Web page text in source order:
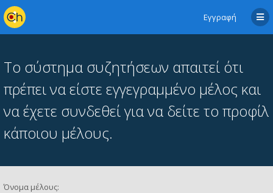
Εγγραφή
Το σύστημα συζητήσεων απαιτεί ότι
πρέπει να είστε εγγεγραμμένο μέλος και
να έχετε συνδεθεί για να δείτε το προφίλ
κάποιου μέλους.
Όνομα μέλους: